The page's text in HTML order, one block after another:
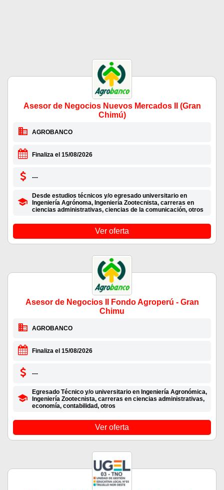
Asesor de Negocios Nuevos Mercados II (Gran
Chimú)
AGROBANCO
Finaliza el 15/08/2026
---
Desde estudios técnicos y/o egresado universitario en
Ingeniería Agrónoma, Ingeniería Zootecnista, carreras en
ciencias administrativas, ciencias de la comunicación, otros
Ver oferta
Asesor de Negocios II Fondo Agroperú - Gran
Chimu
AGROBANCO
Finaliza el 15/08/2026
---
Egresado Técnico y/o universitario en Ingeniería Agronómica,
Ingeniería Zootecnista, carreras en ciencias administrativas,
economía, contabilidad, otros
Ver oferta